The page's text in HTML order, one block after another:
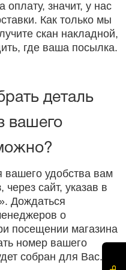
значит, у нас
Как только мы
скан накладной,
где ваша посылка.
деталь
вашего
удобства вам
сайт, указав в
Дождаться
о
посещении магазина
номер вашего
собран для Вас.